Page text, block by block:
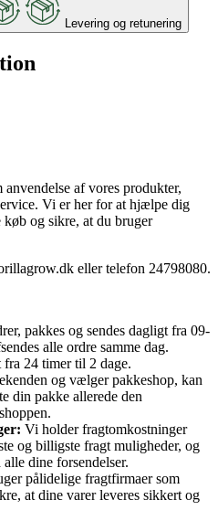
Levering og retunering
af vores produkter,
Vi er her for at hjælpe dig
og sikre, at du bruger
eller telefon 24798080.
pakkes og sendes dagligt fra 09-
alle ordre samme dag.
24 timer til 2 dage.
og vælger pakkeshop, kan
din pakke allerede den
Vi holder fragtomkostninger
og billigste fragt muligheder, og
dine forsendelser.
pålidelige fragtfirmaer som
at dine varer leveres sikkert og